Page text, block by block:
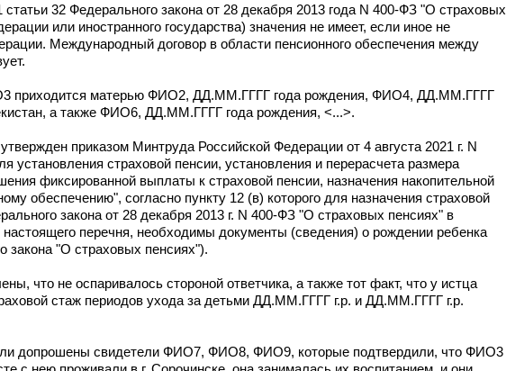
32 Федерального закона от 28 декабря 2013 года N 400-ФЗ "О страховых
или иностранного государства) значения не имеет, если иное не
Международный договор в области пенсионного обеспечения между
приходится матерью ФИО2, ДД.ММ.ГГГГ года рождения, ФИО4, ДД.ММ.ГГГГ
а также ФИО6, ДД.ММ.ГГГГ года рождения, <...>.
приказом Минтруда Российской Федерации от 4 августа 2021 г. N
страховой пенсии, установления и перерасчета размера
фиксированной выплаты к страховой пенсии, назначения накопительной
обеспечению", согласно пункту 12 (в) которого для назначения страховой
закона от 28 декабря 2013 г. N 400-ФЗ "О страховых пенсиях" в
перечня, необходимы документы (сведения) о рождении ребенка
закона "О страховых пенсиях").
что не оспаривалось стороной ответчика, а также тот факт, что у истца
стаж периодов ухода за детьми ДД.ММ.ГГГГ г.р. и ДД.ММ.ГГГГ г.р.
допрошены свидетели ФИО7, ФИО8, ФИО9, которые подтвердили, что ФИО3